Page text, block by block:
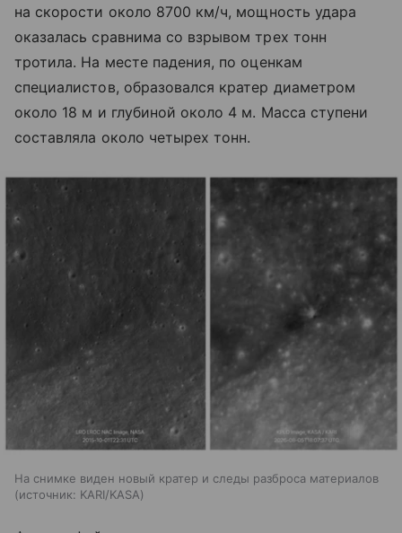
на скорости около 8700 км/ч, мощность удара
оказалась сравнима со взрывом трех тонн
тротила. На месте падения, по оценкам
специалистов, образовался кратер диаметром
около 18 м и глубиной около 4 м. Масса ступени
составляла около четырех тонн.
На снимке виден новый кратер и следы разброса материалов
источник: KARI/KASA